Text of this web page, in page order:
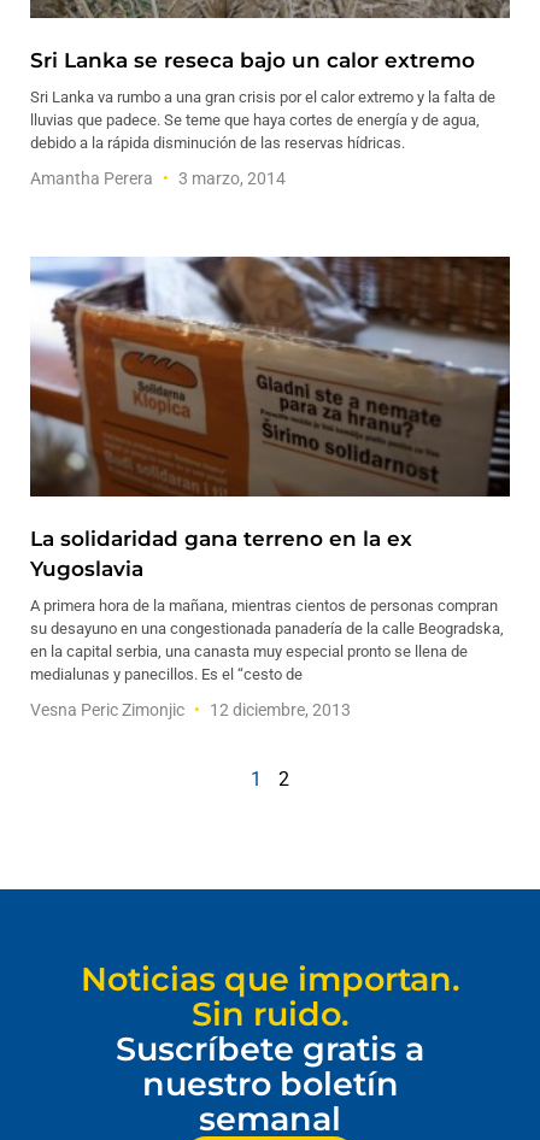
Sri Lanka se reseca bajo un calor extremo
Sri Lanka va rumbo a una gran crisis por el calor extremo y la falta de
lluvias que padece. Se teme que haya cortes de energía y de agua,
debido a la rápida disminución de las reservas hídricas.
Amantha Perera 3 marzo, 2014
La solidaridad gana terreno en la ex
Yugoslavia
A primera hora de la mañana, mientras cientos de personas compran
su desayuno en una congestionada panadería de la calle Beogradska,
en la capital serbia, una canasta muy especial pronto se llena de
medialunas y panecillos. Es el “cesto de
Vesna Peric Zimonjic 12 diciembre, 2013
1 2
Noticias que importan.
Sin ruido.
Suscríbete gratis a
nuestro boletín
semanal